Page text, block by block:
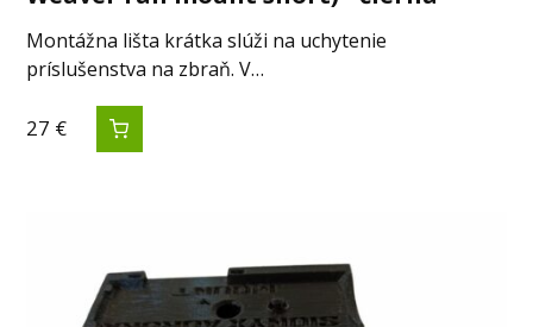
Montážna lišta krátka slúži na uchytenie
príslušenstva na zbraň. V…
27 €